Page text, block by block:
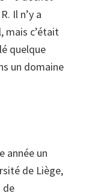
Il n’y a
mais c’était
quelque
un domaine
année un
de Liège,
de